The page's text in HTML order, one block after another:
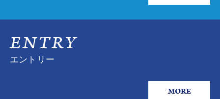
ENTRY
エントリー
MORE